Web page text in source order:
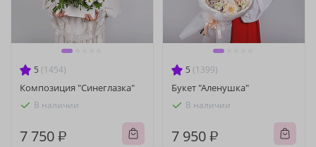
5 (1454)
Композиция "Синеглазка"
В наличии
7 750 ₽
5 (1399)
Букет "Аленушка"
В наличии
7 950 ₽